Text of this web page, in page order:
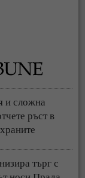
и сложна
ръст в
търг с